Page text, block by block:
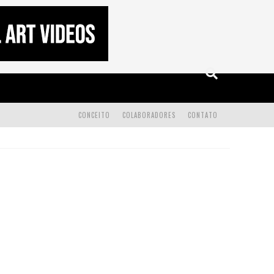
CONTATO
COLABORADORES
CONCEITO